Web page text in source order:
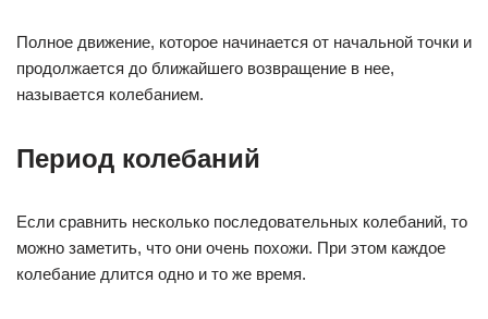
Полное движение, которое начинается от начальной точки и
продолжается до ближайшего возвращение в нее,
называется колебанием.
Период колебаний
Если сравнить несколько последовательных колебаний, то
можно заметить, что они очень похожи. При этом каждое
колебание длится одно и то же время.